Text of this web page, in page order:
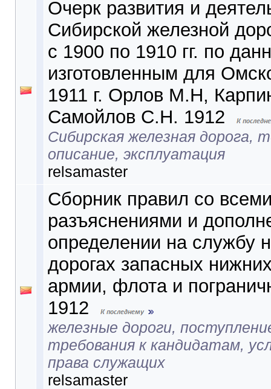
Очерк развития и
Сибирской железной
с 1900 по 1910 гг. по
изготовленным для
1911 г. Орлов М.Н,
Самойлов С.Н. 1912
Сибирская железная дорога,
описание, эксплуатация
relsamaster
Сборник правил со
разъяснениями и
определении на службу
дорогах запасных
армии, флота и
1912
железные дороги,
требования к кандидатам,
права служащих
relsamaster